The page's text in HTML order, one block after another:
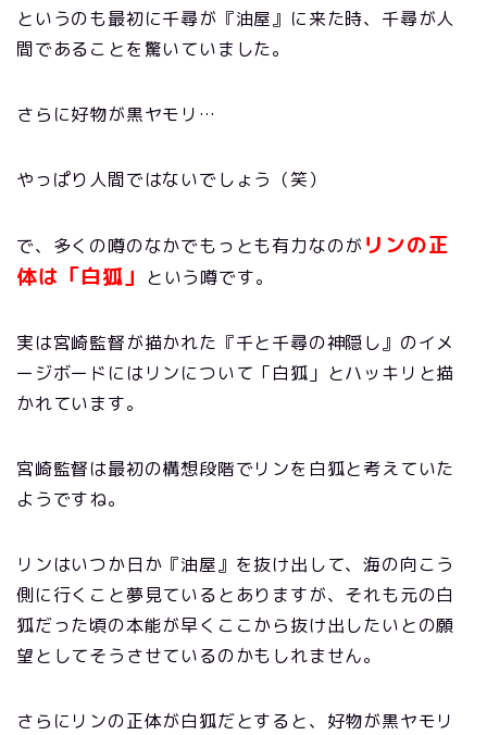
というのも最初に千尋が『油屋』に来た時、千尋が人
間であることを驚いていました。
さらに好物が黒ヤモリ…
やっぱり人間ではないでしょう（笑）
で、多くの噂のなかでもっとも有力なのがリンの正
体は「白狐」 という噂です。
実は宮崎監督が描かれた『千と千尋の神隠し』のイメ
ージボードにはリンについて「白狐」とハッキリと描
かれています。
宮崎監督は最初の構想段階でリンを白狐と考えていた
ようですね。
リンはいつか日か『油屋』を抜け出して、海の向こう
側に行くこと夢見ているとありますが、それも元の白
狐だった頃の本能が早くここから抜け出したいとの願
望としてそうさせているのかもしれません。
さらにリンの正体が白狐だとすると、好物が黒ヤモリ